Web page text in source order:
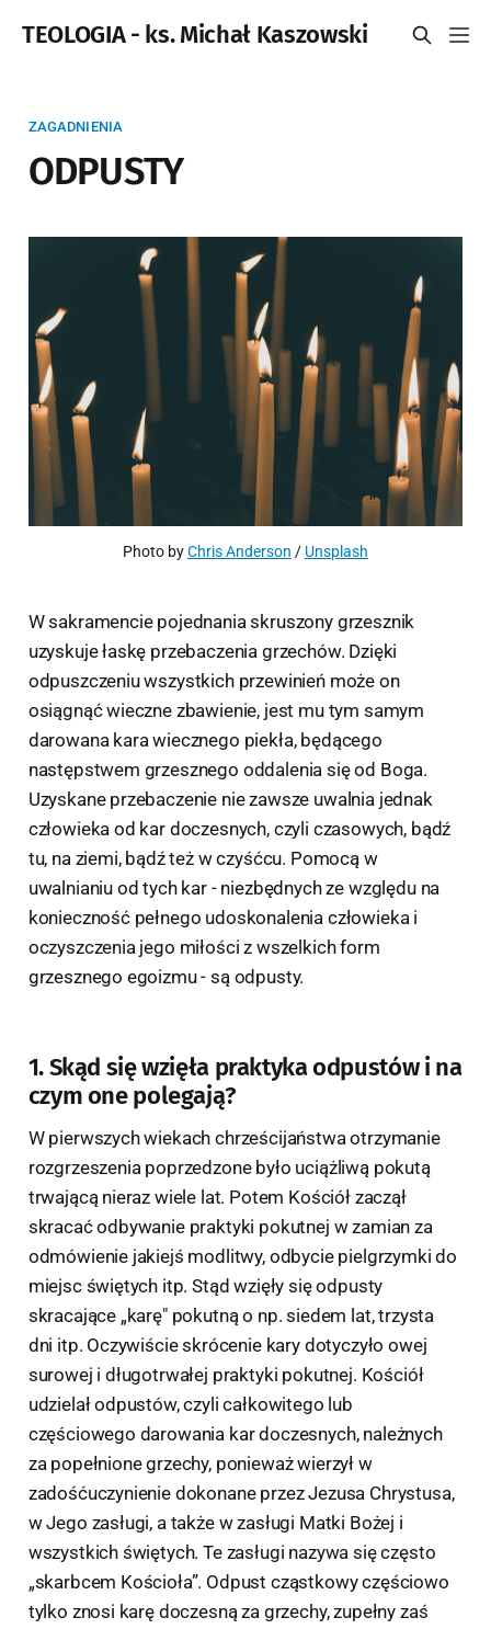
TEOLOGIA - ks. Michał Kaszowski
ZAGADNIENIA
ODPUSTY
Photo by Chris Anderson / Unsplash
W sakramencie pojednania skruszony grzesznik
uzyskuje łaskę przebaczenia grzechów. Dzięki
odpuszczeniu wszystkich przewinień może on
osiągnąć wieczne zbawienie, jest mu tym samym
darowana kara wiecznego piekła, będącego
następstwem grzesznego oddalenia się od Boga.
Uzyskane przebaczenie nie zawsze uwalnia jednak
człowieka od kar doczesnych, czyli czasowych, bądź
tu, na ziemi, bądź też w czyśćcu. Pomocą w
uwalnianiu od tych kar - niezbędnych ze względu na
konieczność pełnego udoskonalenia człowieka i
oczyszczenia jego miłości z wszelkich form
grzesznego egoizmu - są odpusty.
1. Skąd się wzięła praktyka odpustów i na
czym one polegają?
W pierwszych wiekach chrześcijaństwa otrzymanie
rozgrzeszenia poprzedzone było uciążliwą pokutą
trwającą nieraz wiele lat. Potem Kościół zaczął
skracać odbywanie praktyki pokutnej w zamian za
odmówienie jakiejś modlitwy, odbycie pielgrzymki do
miejsc świętych itp. Stąd wzięły się odpusty
skracające „karę" pokutną o np. siedem lat, trzysta
dni itp. Oczywiście skrócenie kary dotyczyło owej
surowej i długotrwałej praktyki pokutnej. Kościół
udzielał odpustów, czyli całkowitego lub
częściowego darowania kar doczesnych, należnych
za popełnione grzechy, ponieważ wierzył w
zadośćuczynienie dokonane przez Jezusa Chrystusa,
w Jego zasługi, a także w zasługi Matki Bożej i
wszystkich świętych. Te zasługi nazywa się często
„skarbcem Kościoła”. Odpust cząstkowy częściowo
tylko znosi karę doczesną za grzechy, zupełny zaś